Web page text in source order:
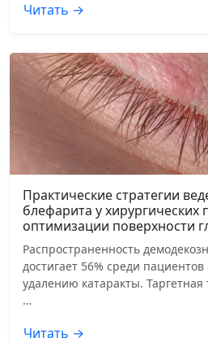
Читать →
Практические стратегии
блефарита у хирургических
оптимизации поверхности
Распространенность
достигает 56% среди
удалению катаракты.
…
Читать →